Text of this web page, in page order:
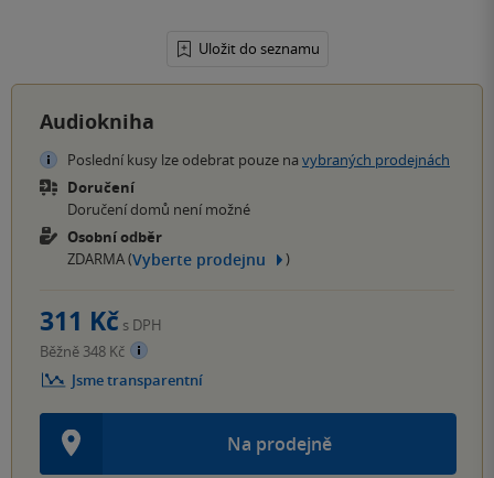
Uložit do seznamu
Audiokniha
Poslední kusy lze odebrat pouze na vybraných prodejnách
Doručení
Doručení domů není možné
Osobní odběr
ZDARMA (Vyberte prodejnu )
Na prodejně
311 Kč s DPH
Běžně 348 Kč
Jsme transparentní